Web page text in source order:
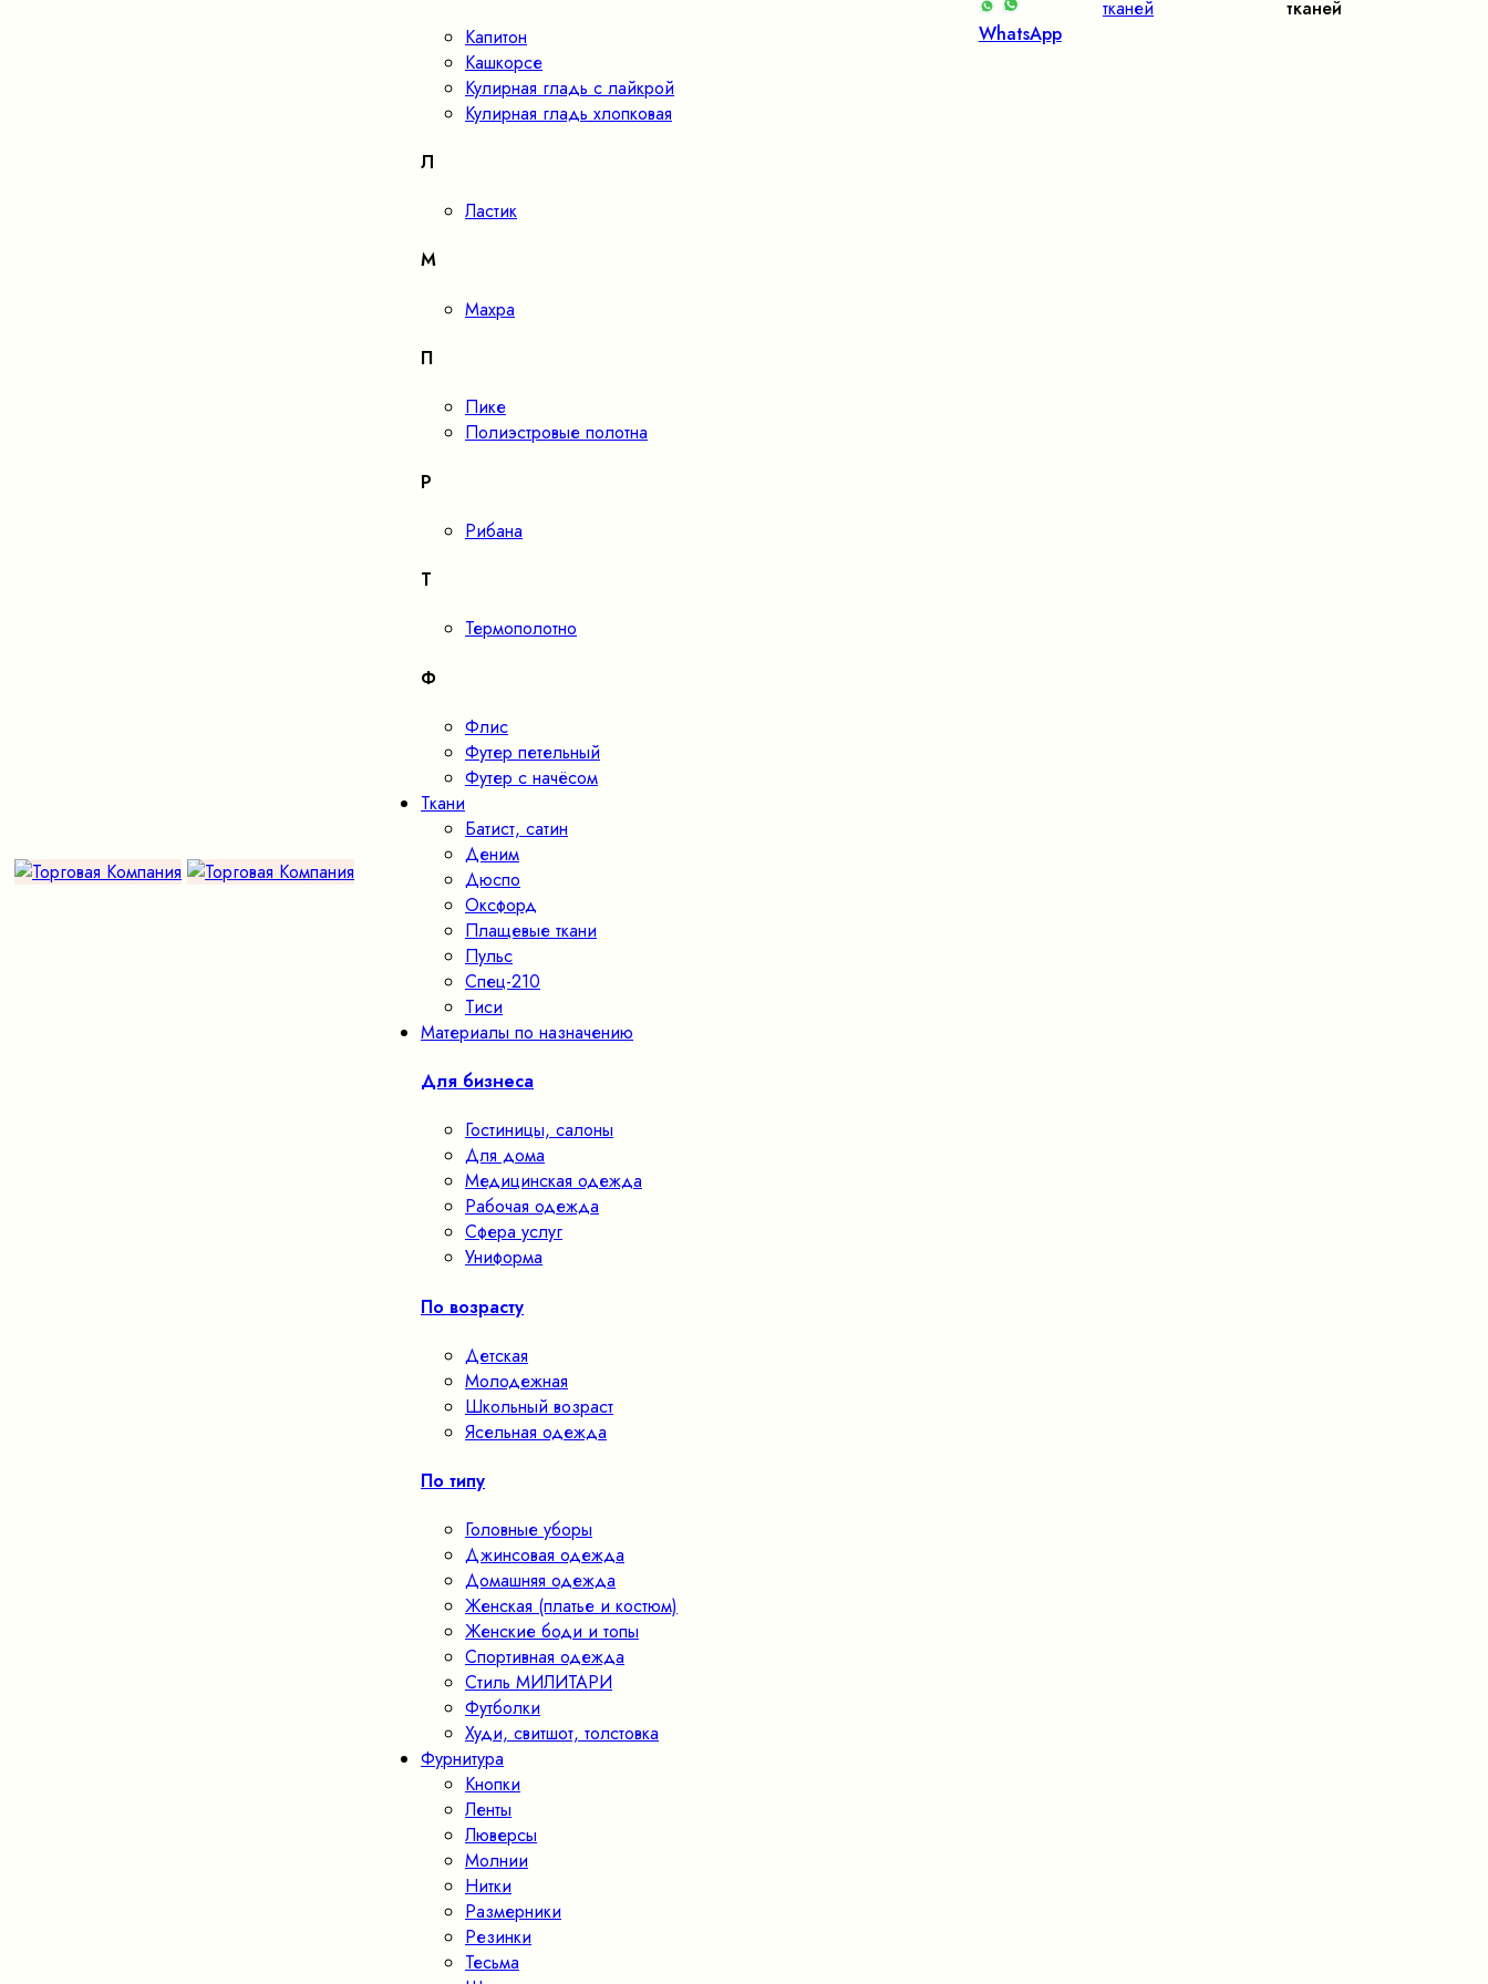
WhatsApp
тканей
тканей
Капитон
Кашкорсе
Кулирная гладь с лайкрой
Кулирная гладь хлопковая
Л
Ластик
М
Махра
П
Пике
Полиэстровые полотна
Р
Рибана
Т
Термополотно
Ф
Флис
Футер петельный
Футер с начёсом
Ткани
Батист, сатин
Деним
Дюспо
Оксфорд
Плащевые ткани
Пульс
Спец-210
Тиси
Материалы по назначению
Для бизнеса
Гостиницы, салоны
Для дома
Медицинская одежда
Рабочая одежда
Сфера услуг
Униформа
По возрасту
Детская
Молодежная
Школьный возраст
Ясельная одежда
По типу
Головные уборы
Джинсовая одежда
Домашняя одежда
Женская (платье и костюм)
Женские боди и топы
Спортивная одежда
Стиль МИЛИТАРИ
Футболки
Худи, свитшот, толстовка
Фурнитура
Кнопки
Ленты
Люверсы
Молнии
Нитки
Размерники
Резинки
Тесьма